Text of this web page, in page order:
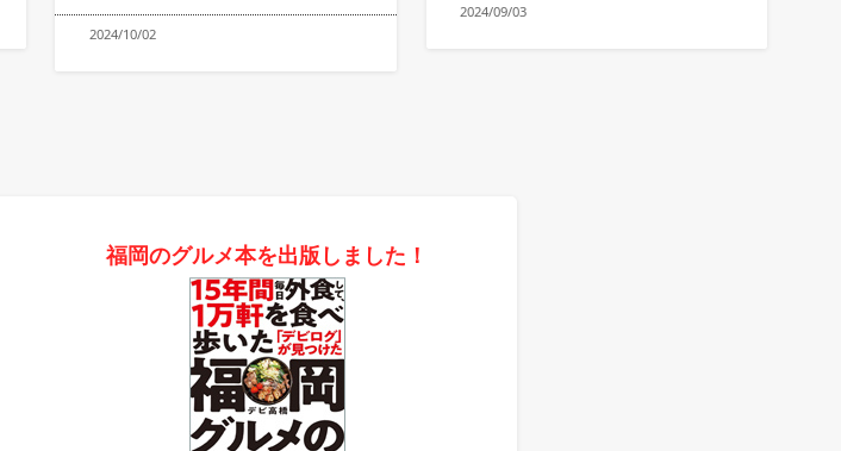
2024/10/02
2024/09/03
福岡のグルメ本を出版しました！